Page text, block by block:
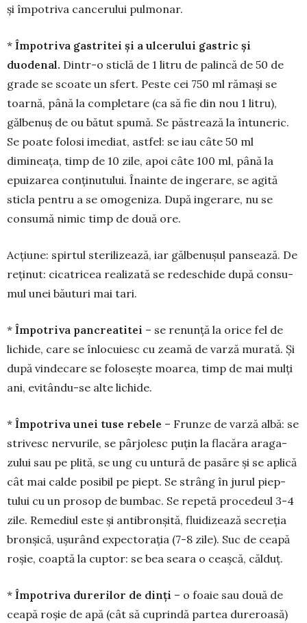
și împotriva cancerului pul­mo­nar.
* Împotriva gastritei și a ulcerului gastric și
duodenal. Din­tr-o sticlă de 1 litru de palincă de 50 de
grade se scoa­te un sfert. Peste cei 750 ml rămași se
toarnă, până la completare (ca să fie din nou 1 litru),
gălbenuș de ou bă­tut spumă. Se păstrea­ză la întuneric.
Se poate folosi ime­diat, astfel: se iau câte 50 ml
dimineața, timp de 10 zile, apoi câte 100 ml, până la
epuizarea conținutului. Înainte de inge­rare, se agită
sticla pentru a se omogeniza. După ingerare, nu se
consumă nimic timp de două ore.
Acțiune: spirtul sterilizează, iar gălbenușul pan­sea­ză. De
reținut: cicatricea realizată se redeschide după con­su­
mul unei băuturi mai tari.
* Împotriva pancreatitei – se renunță la orice fel de
lichide, care se înlocuiesc cu zeamă de varză murată. Și
după vindecare se folosește moarea, timp de mai mulți
ani, evitându-se alte lichide.
* Împotriva unei tuse rebele – Frunze de varză albă: se
stri­vesc nervurile, se pârjolesc puțin la flacăra ara­ga­
zului sau pe plită, se ung cu untură de pasăre și se aplică
cât mai calde posibil pe piept. Se strâng în jurul piep­
tului cu un prosop de bumbac. Se repetă procedeul 3-4
zile. Remediul este și anti­bronșită, fluidizează secreția
bron­șică, ușurând expectorația (7-8 zile). Suc de ceapă
roșie, coaptă la cuptor: se bea seara o ceașcă, călduț.
* Împotriva durerilor de dinți – o foaie sau două de
ceapă roșie de apă (cât să cuprindă partea dureroasă)